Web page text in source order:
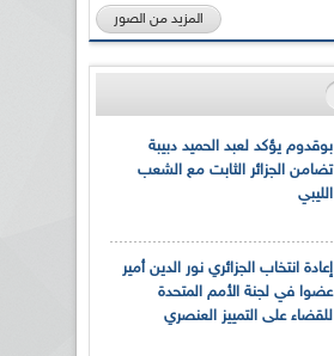
المزيد من الصور
بوقدوم يؤكد لعبد الحميد دبيبة
تضامن الجزائر الثابت مع الشعب
الليبي
إعادة انتخاب الجزائري نور الدين أمير
عضوا في لجنة الأمم المتحدة
للقضاء على التمييز العنصري